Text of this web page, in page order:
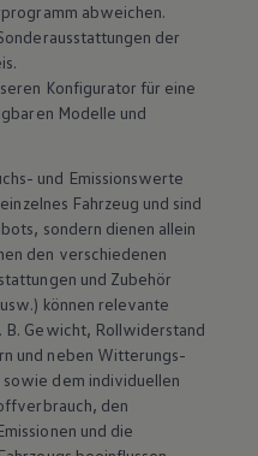
abweichen.
der
Konfigurator für eine
Modelle und
und Emissionswerte
Fahrzeug und sind
sondern dienen allein
den verschiedenen
und Zubehör
können relevante
B. Gewicht, Rollwiderstand
und neben Witterungs-
dem individuellen
den
und die